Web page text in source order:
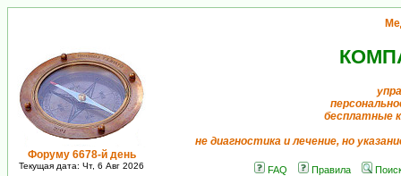
Форуму 6678-й день
Текущая дата: Чт, 6 Авг 2026
бесплатные
не диагностика и лечение, но
FAQ Правила